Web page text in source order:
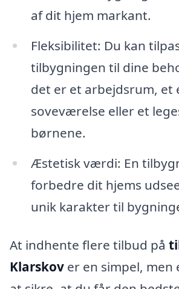
af dit hjem markant.
Fleksibilitet: Du kan
tilbygningen til dine
det er et arbejdsrum, et
soveværelse eller et
børnene.
Æstetisk værdi: En
forbedre dit hjems
unik karakter til
At indhente flere tilbud på
Klarskov er en simpel, men